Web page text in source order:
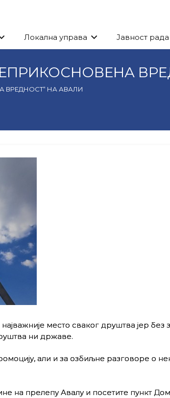
Локална управа Јавност рада
ВРЕДНОСТ“ НА АВАЛИ
место сваког друштва јер без
ни државе.
али и за озбиљне разговоре о
на прелепу Авалу и посетите пункт